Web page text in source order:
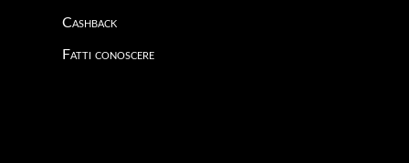
Cashback
Fatti conoscere